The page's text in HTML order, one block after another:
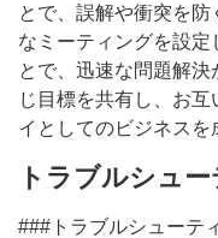
とで、誤解や衝突を
なミーティングを設定
とで、迅速な問題解
じ目標を共有し、お
イとしてのビジネスを
トラブルシュ
###トラブルシューテ